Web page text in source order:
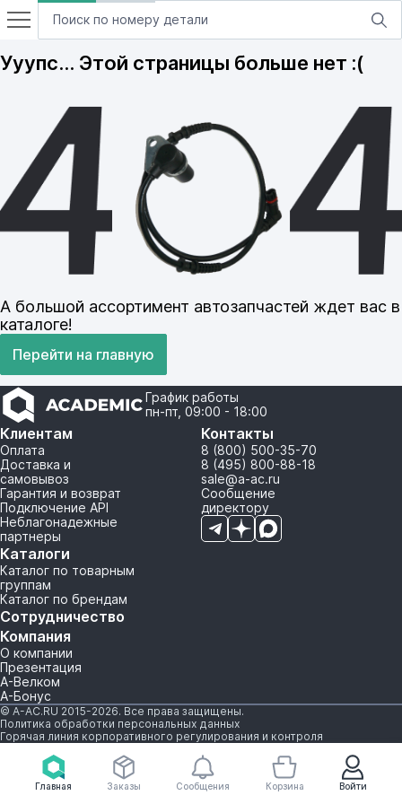
Главная Войти
Заказы Сообщения Корзина
Ууупс… Этой страницы больше нет :(
А большой ассортимент автозапчастей ждет вас в
каталоге!
Перейти на главную
График работы
пн-пт, 09:00 - 18:00
Клиентам
Оплата
Доставка и
самовывоз
Гарантия и возврат
Подключение API
Неблагонадежные
партнеры
Каталоги
Каталог по товарным
группам
Каталог по брендам
Сотрудничество
Компания
О компании
Презентация
А-Велком
А-Бонус
Контакты
8 (800) 500-35-70
8 (495) 800-88-18
sale@a-ac.ru
Сообщение
директору
© A-AC.RU 2015-2026. Все права защищены.
Политика обработки персональных данных
Горячая линия корпоративного регулирования и контроля